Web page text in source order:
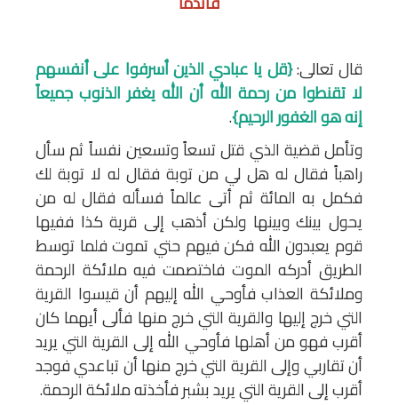
قال تعالى:{قل يا عبادي الذين أسرفوا على أنفسهم
لا تقنطوا من رحمة الله أن الله يغفر الذنوب جميعاً
إنه هو الغفور الرحيم}.
وتأمل قضية الذي قتل تسعاً وتسعين نفساً ثم سأل
راهباً فقال له هل لي من توبة فقال له لا توبة لك
فكمل به المائة ثم أتى عالماً فسأله فقال له من
يحول بينك وبينها ولكن أذهب إلى قرية كذا ففيها
قوم يعبدون الله فكن فيهم حتي تموت فلما توسط
الطريق أدركه الموت فاختصمت فيه ملائكة الرحمة
وملائكة العذاب فأوحي الله إليهم أن قيسوا القرية
التي خرج إليها والقرية التي خرج منها فألى أيهما كان
أقرب فهو من أهلها فأوحي الله إلى القرية التي يريد
أن تقاربي وإلى القرية التي خرج منها أن تباعدي فوجد
أقرب إلى القرية التي يريد بشبر فأخذته ملائكة الرحمة.